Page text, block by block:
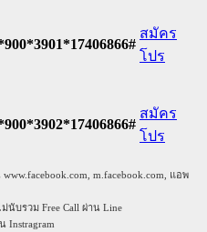
สมัคร
โปร
สมัคร
โปร
m.facebook.com, แอพ
นับรวม Free Call ผ่าน Line
Instragram